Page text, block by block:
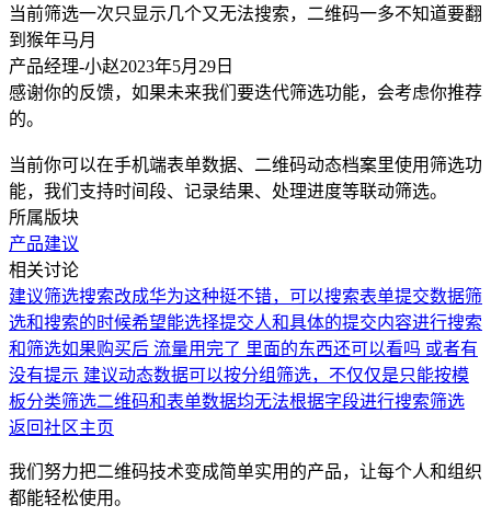
当前筛选一次只显示几个又无法搜索，二维码一多不知道要翻
到猴年马月
产品经理-小赵2023年5月29日
感谢你的反馈，如果未来我们要迭代筛选功能，会考虑你推荐
的。
当前你可以在手机端表单数据、二维码动态档案里使用筛选功
能，我们支持时间段、记录结果、处理进度等联动筛选。
所属版块
产品建议
相关讨论
建议筛选搜索改成华为这种挺不错，可以搜索表单提交数据筛
选和搜索的时候希望能选择提交人和具体的提交内容进行搜索
和筛选如果购买后 流量用完了 里面的东西还可以看吗 或者有
没有提示 建议动态数据可以按分组筛选，不仅仅是只能按模
板分类筛选二维码和表单数据均无法根据字段进行搜索筛选
返回社区主页
我们努力把二维码技术变成简单实用的产品，让每个人和组织
都能轻松使用。